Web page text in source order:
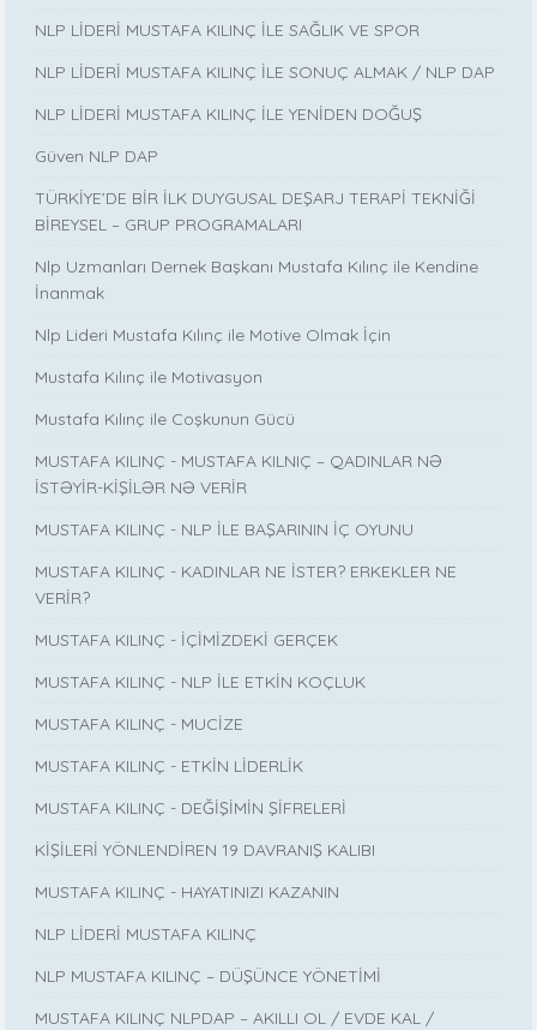
NLP LİDERİ MUSTAFA KILINÇ İLE SAĞLIK VE SPOR
NLP LİDERİ MUSTAFA KILINÇ İLE SONUÇ ALMAK / NLP DAP
NLP LİDERİ MUSTAFA KILINÇ İLE YENİDEN DOĞUŞ
Güven NLP DAP
TÜRKİYE’DE BİR İLK DUYGUSAL DEŞARJ TERAPİ TEKNİĞİ
BİREYSEL – GRUP PROGRAMALARI
Nlp Uzmanları Dernek Başkanı Mustafa Kılınç ile Kendine
İnanmak
Nlp Lideri Mustafa Kılınç ile Motive Olmak İçin
Mustafa Kılınç ile Motivasyon
Mustafa Kılınç ile Coşkunun Gücü
MUSTAFA KILINÇ - MUSTAFA KILNIÇ – QADINLAR NƏ
İSTƏYİR-KİŞİLƏR NƏ VERİR
MUSTAFA KILINÇ - NLP İLE BAŞARININ İÇ OYUNU
MUSTAFA KILINÇ - KADINLAR NE İSTER? ERKEKLER NE
VERİR?
MUSTAFA KILINÇ - İÇİMİZDEKİ GERÇEK
MUSTAFA KILINÇ - NLP İLE ETKİN KOÇLUK
MUSTAFA KILINÇ - MUCİZE
MUSTAFA KILINÇ - ETKİN LİDERLİK
MUSTAFA KILINÇ - DEĞİŞİMİN ŞİFRELERİ
KİŞİLERİ YÖNLENDİREN 19 DAVRANIŞ KALIBI
MUSTAFA KILINÇ - HAYATINIZI KAZANIN
NLP LİDERİ MUSTAFA KILINÇ
NLP MUSTAFA KILINÇ – DÜŞÜNCE YÖNETİMİ
MUSTAFA KILINÇ NLPDAP – AKILLI OL / EVDE KAL /